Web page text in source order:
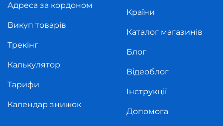
Адреса за кордоном
Викуп товарів
Трекінг
Калькулятор
Тарифи
Календар знижок
Країни
Каталог магазинів
Блог
Відеоблог
Інструкції
Допомога